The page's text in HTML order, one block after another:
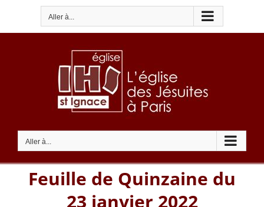
contenu
Aller à...
Aller à...
Feuille de Quinzaine du
23 janvier 2022